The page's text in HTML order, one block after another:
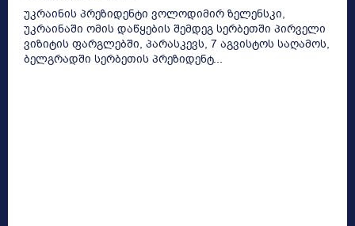
უკრაინის პრეზიდენტი ვოლოდიმირ ზელენსკი,
უკრაინაში ომის დაწყების შემდეგ სერბეთში პირველი
ვიზიტის ფარგლებში, პარასკევს, 7 აგვისტოს საღამოს,
ბელგრადში სერბეთის პრეზიდენტ...